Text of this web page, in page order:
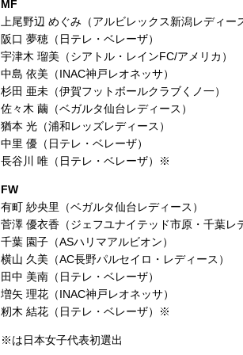
MF
上尾野辺 めぐみ（アルビレックス新潟レディー
阪口 夢穂（日テレ・ベレーザ）
宇津木 瑠美（シアトル・レインFC/アメリカ）
中島 依美（INAC神戸レオネッサ）
杉田 亜未（伊賀フットボールクラブくノ一）
佐々木 繭（ベガルタ仙台レディース）
猶本 光（浦和レッズレディース）
中里 優（日テレ・ベレーザ）
長谷川 唯（日テレ・ベレーザ）※
FW
有町 紗央里（ベガルタ仙台レディース）
菅澤 優衣香（ジェフユナイテッド市原・千葉レ
千葉 園子（ASハリマアルビオン）
横山 久美（AC長野パルセイロ・レディース）
田中 美南（日テレ・ベレーザ）
増矢 理花（INAC神戸レオネッサ）
籾木 結花（日テレ・ベレーザ）※
※は日本女子代表初選出